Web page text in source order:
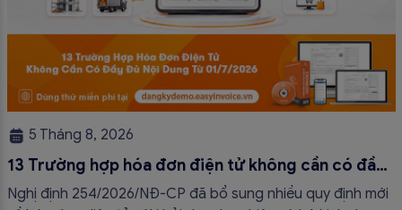
5 Tháng 8, 2026
13 Trường hợp hóa đơn điện tử không cần có đầy
đủ nội dung từ 01/7/2026
Nghị định 254/2026/NĐ-CP đã bổ sung nhiều quy định mới